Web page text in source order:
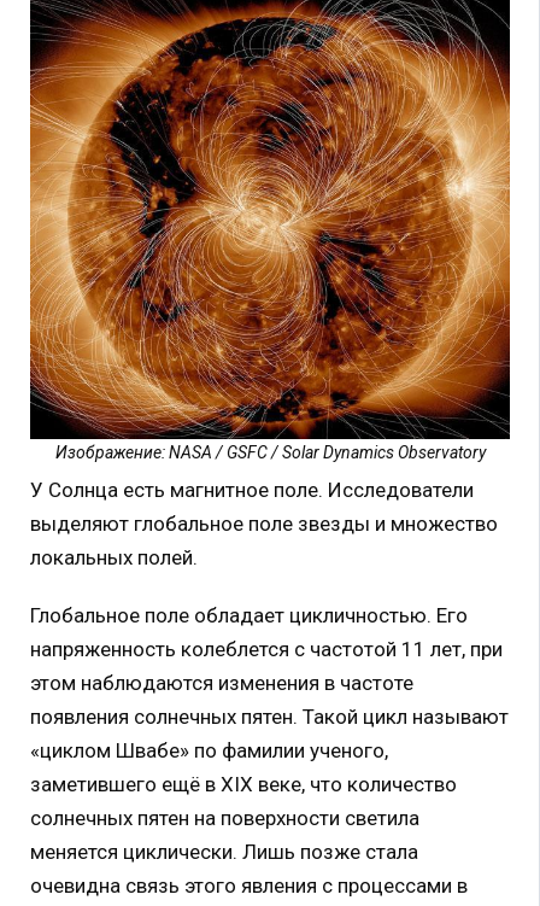
Изображение: NASA / GSFC / Solar Dynamics Observatory
У Солнца есть магнитное поле. Исследователи
выделяют глобальное поле звезды и множество
локальных полей.
Глобальное поле обладает цикличностью. Его
напряженность колеблется с частотой 11 лет, при
этом наблюдаются изменения в частоте
появления солнечных пятен. Такой цикл называют
«циклом Швабе» по фамилии ученого,
заметившего ещё в XIX веке, что количество
солнечных пятен на поверхности светила
меняется циклически. Лишь позже стала
очевидна связь этого явления с процессами в